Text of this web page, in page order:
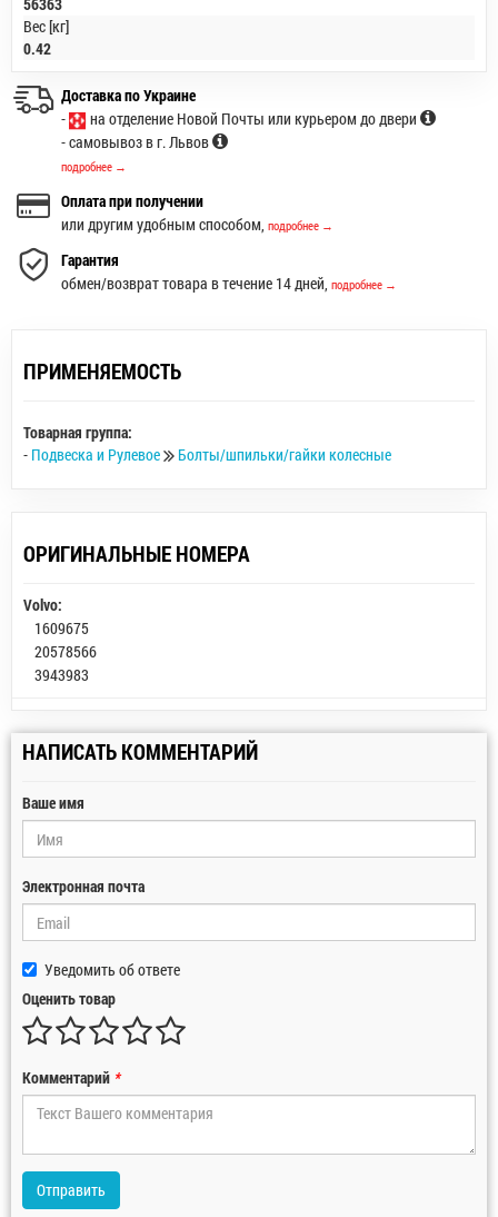
Вес [кг]
0.42
Доставка по Украине
-
на отделение Новой Почты или курьером до двери
- самовывоз в г. Львов
подробнее →
Оплата при получении
или другим удобным способом, подробнее →
Гарантия
обмен/возврат товара в течение 14 дней, подробнее →
ПРИМЕНЯЕМОСТЬ
Товарная группа:
- Подвеска и Рулевое Болты/шпильки/гайки колесные
ОРИГИНАЛЬНЫЕ НОМЕРА
Volvo:
1609675
20578566
3943983
НАПИСАТЬ КОММЕНТАРИЙ
Ваше имя
Электронная почта
Уведомить об ответе
Оценить товар
Комментарий *
Отправить